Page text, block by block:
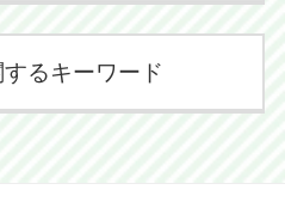
り替え
弁護士
るキーワード